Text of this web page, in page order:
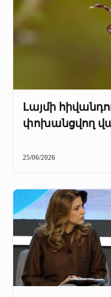
Լայմի
փոխանցվող
25/06/2026